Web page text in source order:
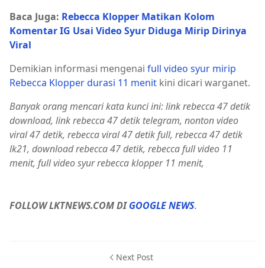
Baca Juga: Rebecca Klopper Matikan Kolom
Komentar IG Usai Video Syur Diduga Mirip Dirinya
Viral
Demikian informasi mengenai full video syur mirip
Rebecca Klopper durasi 11 menit kini dicari warganet.
Banyak orang mencari kata kunci ini: link rebecca 47 detik
download, link rebecca 47 detik telegram, nonton video
viral 47 detik, rebecca viral 47 detik full, rebecca 47 detik
lk21, download rebecca 47 detik, rebecca full video 11
menit, full video syur rebecca klopper 11 menit,
FOLLOW LKTNEWS.COM DIGOOGLE NEWS.
Next Post